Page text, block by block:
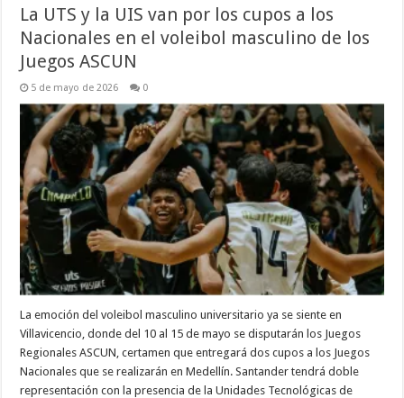
La UTS y la UIS van por los cupos a los
Nacionales en el voleibol masculino de los
Juegos ASCUN
5 de mayo de 2026 0
La emoción del voleibol masculino universitario ya se siente en
Villavicencio, donde del 10 al 15 de mayo se disputarán los Juegos
Regionales ASCUN, certamen que entregará dos cupos a los Juegos
Nacionales que se realizarán en Medellín. Santander tendrá doble
representación con la presencia de la Unidades Tecnológicas de